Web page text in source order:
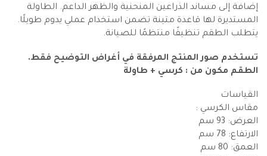
إضافة إلى مساند الذراعين المنحنية والظهر الداعم. الطاولة
المستديرة لها قاعدة متينة تضمن استخدام عملي يدوم طويلًا.
يتطلب الطقم تنظيفًا منتظمًا للصيانة.
تستخدم صور المنتج المرفقة في أغراض التوضيح فقط.
الطقم مكون من : كرسي + طاولة
القياسات
مقاس الكرسي :
العرض: 93 سم
الارتفاع: 78 سم
العمق: 80 سم